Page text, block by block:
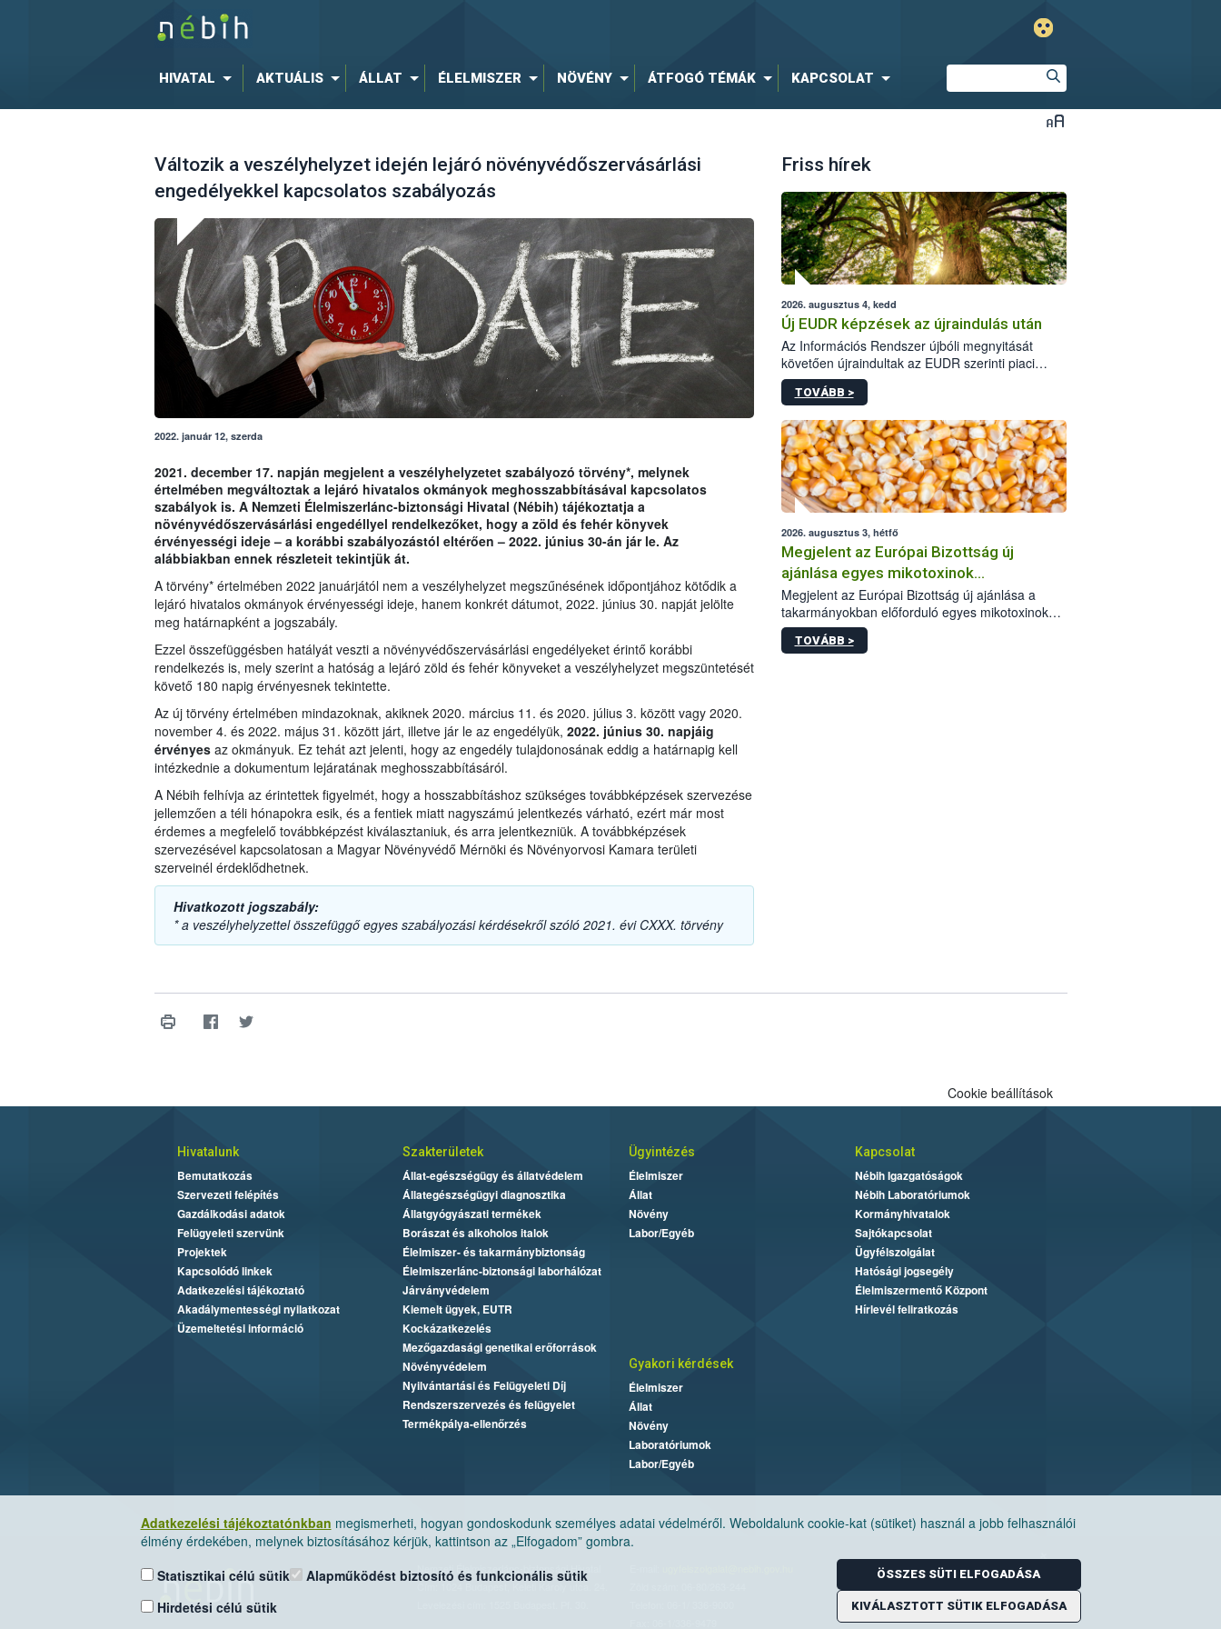
HIVATAL AKTUÁLIS ÁLLAT ÉLELMISZER NÖVÉNY ÁTFOGÓ TÉMÁK KAPCSOLAT
Változik a veszélyhelyzet idején lejáró növényvédőszervásárlási
engedélyekkel kapcsolatos szabályozás
2022. január 12, szerda
2021. december 17. napján megjelent a veszélyhelyzetet szabályozó törvény*, melynek
értelmében megváltoztak a lejáró hivatalos okmányok meghosszabbításával kapcsolatos
szabályok is. A Nemzeti Élelmiszerlánc-biztonsági Hivatal (Nébih) tájékoztatja a
növényvédőszervásárlási engedéllyel rendelkezőket, hogy a zöld és fehér könyvek
érvényességi ideje – a korábbi szabályozástól eltérően – 2022. június 30-án jár le. Az
alábbiakban ennek részleteit tekintjük át.
A törvény* értelmében 2022 januárjától nem a veszélyhelyzet megszűnésének időpontjához kötődik a
lejáró hivatalos okmányok érvényességi ideje, hanem konkrét dátumot, 2022. június 30. napját jelölte
meg határnapként a jogszabály.
Ezzel összefüggésben hatályát veszti a növényvédőszervásárlási engedélyeket érintő korábbi
rendelkezés is, mely szerint a hatóság a lejáró zöld és fehér könyveket a veszélyhelyzet megszüntetését
követő 180 napig érvényesnek tekintette.
Az új törvény értelmében mindazoknak, akiknek 2020. március 11. és 2020. július 3. között vagy 2020.
november 4. és 2022. május 31. között járt, illetve jár le az engedélyük, 2022. június 30. napjáig
érvényesaz okmányuk. Ez tehát azt jelenti, hogy az engedély tulajdonosának eddig a határnapig kell
intézkednie a dokumentum lejáratának meghosszabbításáról.
A Nébih felhívja az érintettek figyelmét, hogy a hosszabbításhoz szükséges továbbképzések szervezése
jellemzően a téli hónapokra esik, és a fentiek miatt nagyszámú jelentkezés várható, ezért már most
érdemes a megfelelő továbbképzést kiválasztaniuk, és arra jelentkezniük. A továbbképzések
szervezésével kapcsolatosan a Magyar Növényvédő Mérnöki és Növényorvosi Kamara területi
szerveinél érdeklődhetnek.
Hivatkozott jogszabály:
* a veszélyhelyzettel összefüggő egyes szabályozási kérdésekről szóló 2021. évi CXXX. törvény
Friss hírek
2026. augusztus 4, kedd
Új EUDR képzések az újraindulás után
Az Információs Rendszer újbóli megnyitását
követően újraindultak az EUDR szerinti piaci
szereplőknek szóló online képzések.
TOVÁBB >
2026. augusztus 3, hétfő
Megjelent az Európai Bizottság új
ajánlása egyes mikotoxinok
takarmányokban való jelenlétéről
Megjelent az Európai Bizottság új ajánlása a
takarmányokban előforduló egyes mikotoxinokkal
kapcsolatban. A dokumentum 2027-től új
irányértékek alkalmazását írja elő, és a jelenleg
TOVÁBB >
Adatkezelési tájékoztatónkban megismerheti, hogyan gondoskodunk személyes adatai védelméről. Weboldalunk cookie-kat (sütiket) használ a jobb felhasználói
élmény érdekében, melynek biztosításához kérjük, kattintson az „Elfogadom” gombra.
Statisztikai célú sütik
Hirdetési célú sütik
Alapműködést biztosító és funkcionális sütik ÖSSZES SÜTI ELFOGADÁSA
KIVÁLASZTOTT SÜTIK ELFOGADÁSA
Cookie beállítások
Hivatalunk
Bemutatkozás
Szervezeti felépítés
Gazdálkodási adatok
Felügyeleti szervünk
Projektek
Kapcsolódó linkek
Adatkezelési tájékoztató
Akadálymentességi nyilatkozat
Üzemeltetési információ
Szakterületek
Állat-egészségügy és állatvédelem
Állategészségügyi diagnosztika
Állatgyógyászati termékek
Borászat és alkoholos italok
Élelmiszer- és takarmánybiztonság
Élelmiszerlánc-biztonsági laborhálózat
Járványvédelem
Kiemelt ügyek, EUTR
Kockázatkezelés
Mezőgazdasági genetikai erőforrások
Növényvédelem
Nyilvántartási és Felügyeleti Díj
Rendszerszervezés és felügyelet
Termékpálya-ellenőrzés
Ügyintézés
Élelmiszer
Állat
Növény
Labor/Egyéb
Kapcsolat
Nébih Igazgatóságok
Nébih Laboratóriumok
Kormányhivatalok
Sajtókapcsolat
Ügyfélszolgálat
Hatósági jogsegély
Élelmiszermentő Központ
Hírlevél feliratkozás
Gyakori kérdések
Élelmiszer
Állat
Növény
Laboratóriumok
Labor/Egyéb
Nemzeti Élelmiszerlánc-biztonsági Hivatal